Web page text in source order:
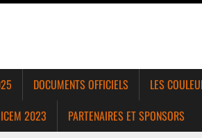
DOCUMENTS OFFICIELS LES
ICEM 2023 PARTENAIRES ET SPONSORS